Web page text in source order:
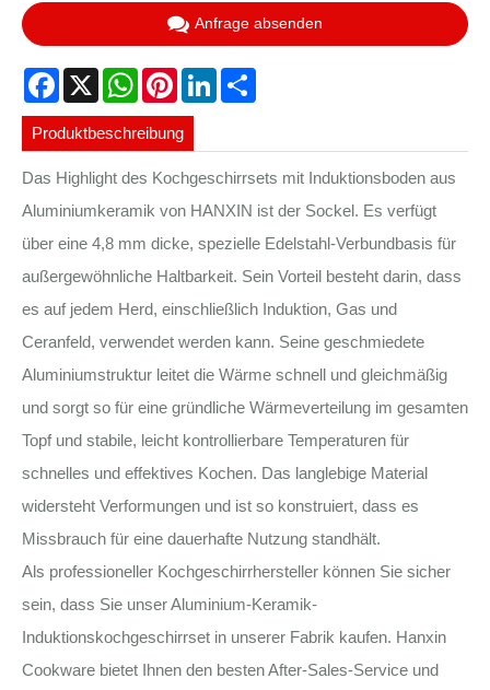
Anfrage absenden
Facebook
X WhatsAppPinterestLinkedIn
Produktbeschreibung
Das Highlight des Kochgeschirrsets mit Induktionsboden aus
Aluminiumkeramik von HANXIN ist der Sockel. Es verfügt
über eine 4,8 mm dicke, spezielle Edelstahl-Verbundbasis für
außergewöhnliche Haltbarkeit. Sein Vorteil besteht darin, dass
es auf jedem Herd, einschließlich Induktion, Gas und
Ceranfeld, verwendet werden kann. Seine geschmiedete
Aluminiumstruktur leitet die Wärme schnell und gleichmäßig
und sorgt so für eine gründliche Wärmeverteilung im gesamten
Topf und stabile, leicht kontrollierbare Temperaturen für
schnelles und effektives Kochen. Das langlebige Material
widersteht Verformungen und ist so konstruiert, dass es
Missbrauch für eine dauerhafte Nutzung standhält.
Als professioneller Kochgeschirrhersteller können Sie sicher
sein, dass Sie unser Aluminium-Keramik-
Induktionskochgeschirrset in unserer Fabrik kaufen. Hanxin
Cookware bietet Ihnen den besten After-Sales-Service und